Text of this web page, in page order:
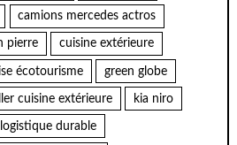
camions mercedes actros
pierre cuisine extérieure
écotourisme green globe
cuisine extérieure kia niro
logistique durable